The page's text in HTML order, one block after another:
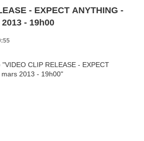
- EXPECT ANYTHING -
- 19h00